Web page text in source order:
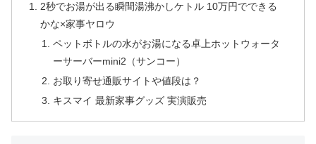
2秒でお湯が出る瞬間湯沸かしケトル 10万円でできる
かな×家事ヤロウ
ペットボトルの水がお湯になる卓上ホットウォータ
ーサーバーmini2（サンコー）
お取り寄せ通販サイトや値段は？
キスマイ 最新家事グッズ 実演販売